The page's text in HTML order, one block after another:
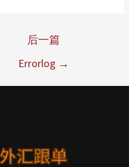
后一篇
Errorlog →